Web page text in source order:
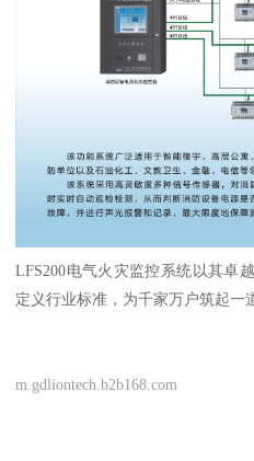
LFS200电气火灾监控系统以其卓
定义行业标准，为千家万户筑起一
m.gdliontech.b2b168.com